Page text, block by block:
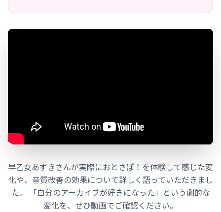
早乙女あずきさんが実際におとさぽ！を体験して感じた変
化や、音質改善の効果について詳しく語っていただきまし
た。 「自分のアーカイブが好きになった」という劇的な
変化を、ぜひ動画でご確認ください。